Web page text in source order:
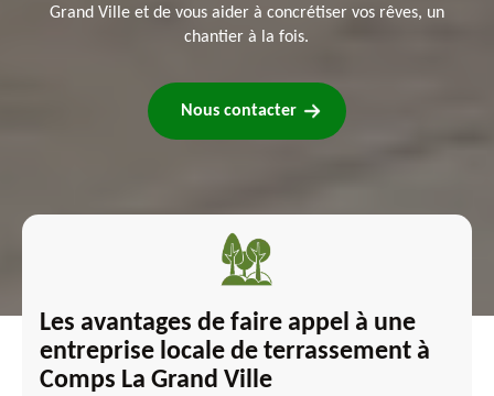
Grand Ville et de vous aider à concrétiser vos rêves, un
chantier à la fois.
Nous contacter
Les avantages de faire appel à une
entreprise locale de terrassement à
Comps La Grand Ville